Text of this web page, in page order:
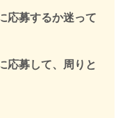
応募するか迷って
応募して、周りと